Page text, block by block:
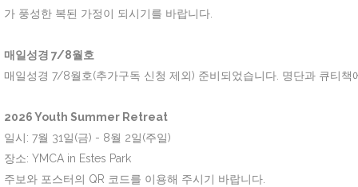
가 풍성한 복된 가정이 되시기를 바랍니다.
매일성경 7/8월호
매일성경 7/8월호(추가구독 신청 제외) 준비되었습니다. 명단과 큐티
2026 Youth Summer Retreat
일시: 7월 31일(금) - 8월 2일(주일)
장소: YMCA in Estes Park
주보와 포스터의 QR 코드를 이용해 주시기 바랍니다.